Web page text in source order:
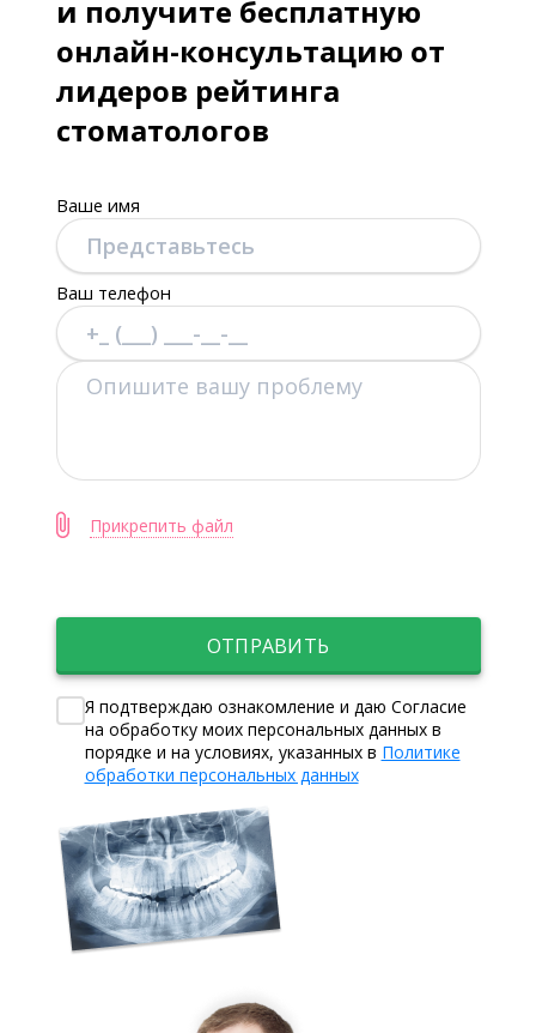
и получите бесплатную
онлайн-консультацию от
лидеров рейтинга
стоматологов
Ваше имя
Ваш телефон
Прикрепить файл
ОТПРАВИТЬ
Я подтверждаю ознакомление и даю Согласие
на обработку моих персональных данных в
порядке и на условиях, указанных в Политике
обработки персональных данных